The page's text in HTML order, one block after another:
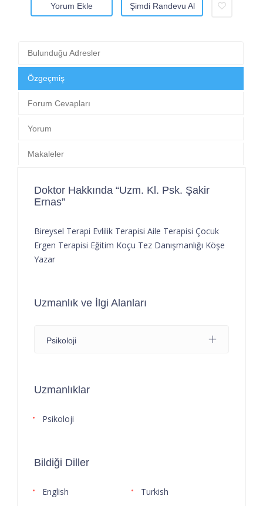
Yorum Ekle Şimdi Randevu Al
Bulunduğu Adresler
Özgeçmiş
Forum Cevapları
Yorum
Makaleler
Doktor Hakkında “Uzm. Kl. Psk. Şakir
Ernas”
Bireysel Terapi Evlilik Terapisi Aile Terapisi Çocuk
Ergen Terapisi Eğitim Koçu Tez Danışmanlığı Köşe
Yazar
Uzmanlık ve İlgi Alanları
Psikoloji
Uzmanlıklar
Psikoloji
Bildiği Diller
English Turkish